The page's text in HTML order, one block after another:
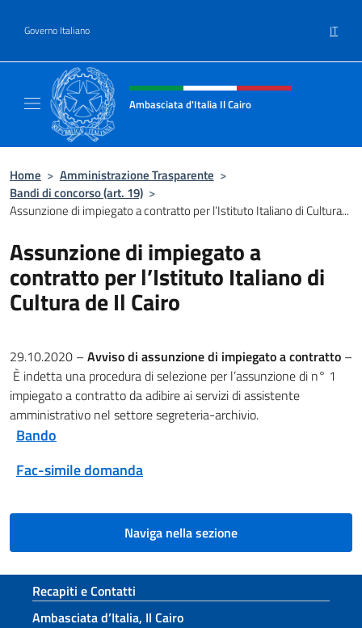
Governo Italiano IT
Intestazione sito, social e menù
Ambasciata d'Italia Il Cairo
Home > Amministrazione Trasparente >
Bandi di concorso (art. 19) >
Assunzione di impiegato a contratto per l’Istituto Italiano di Cultura...
Assunzione di impiegato a
contratto per l’Istituto Italiano di
Cultura de Il Cairo
29.10.2020 – Avviso di assunzione di impiegato a contratto –
È indetta una procedura di selezione per l’assunzione di n° 1
impiegato a contratto da adibire ai servizi di assistente
amministrativo nel settore segreteria-archivio.
Bando
Fac-simile domanda
Naviga nella sezione
Sezione footer
Recapiti e Contatti
Ambasciata d’Italia, Il Cairo